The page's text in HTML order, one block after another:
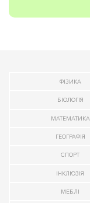
ФІЗИКА
БІОЛОГІЯ
МАТЕМАТИКА
ГЕОГРАФІЯ
СПОРТ
ІНКЛЮЗІЯ
МЕБЛІ